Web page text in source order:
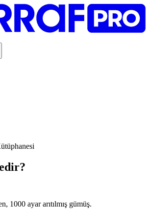
1000 ayar arıtılmış gümüş.